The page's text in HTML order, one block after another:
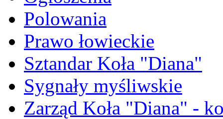
Polowania
Prawo łowieckie
Sztandar Koła "Diana"
Sygnały myśliwskie
Zarząd Koła "Diana" -